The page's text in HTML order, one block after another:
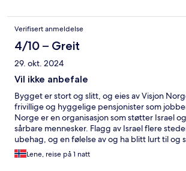
Verifisert anmeldelse
4/10 – Greit
29. okt. 2024
Vil ikke anbefale
Bygget er stort og slitt, og eies av Visjon
frivillige og hyggelige pensjonister som
Norge er en organisasjon som støtter Israel
sårbare mennesker. Flagg av Israel flere
ubehag, og en følelse av og ha blitt lurt til og
helt avstand fra. Man må ta på sengetøy selv,
enkel standard.
Lene, reise på 1 natt